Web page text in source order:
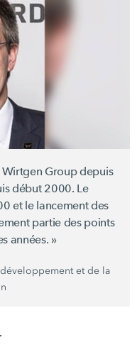
Wirtgen Groupdepuis
début 2000. Le
et le lancement des
partie des points
années. »
et de la